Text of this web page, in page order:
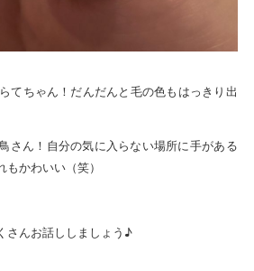
てちゃん！だんだんと毛の色もはっきり出
さん！自分の気に入らない場所に手がある
かわいい（笑）
さんお話ししましょう♪